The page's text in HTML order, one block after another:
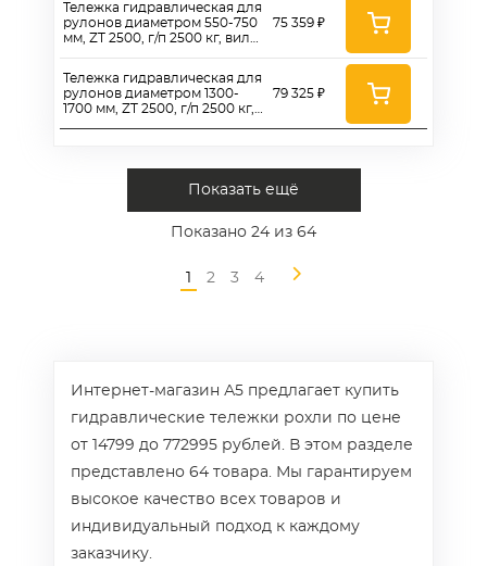
Тележка гидравлическая для
рулонов диаметром 550-750
мм, ZT 2500, г/п 2500 кг, вилы
Тележка гидравлическая для
рулонов диаметром 1300-
1700 мм, ZT 2500, г/п 2500 кг,
75 359 ₽
79 325 ₽
Показать ещё
Показано 24 из 64
2 3 4
Интернет-магазин А5 предлагает купить
гидравлические тележки рохли по цене
от 14799 до 772995 рублей. В этом разделе
представлено 64 товара. Мы гарантируем
высокое качество всех товаров и
индивидуальный подход к каждому
заказчику.